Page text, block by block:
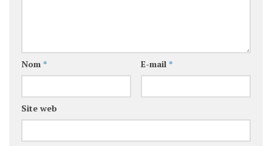
Nom * E-mail *
Site web